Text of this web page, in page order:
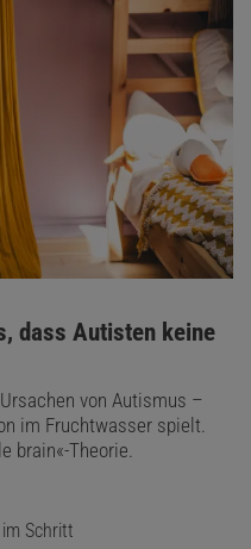
dass Autisten keine
von Autismus –
im Fruchtwasser spielt.
brain«-Theorie.
Schritt